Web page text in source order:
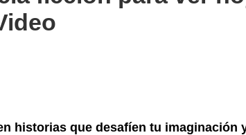
historias que desafíen tu imaginación